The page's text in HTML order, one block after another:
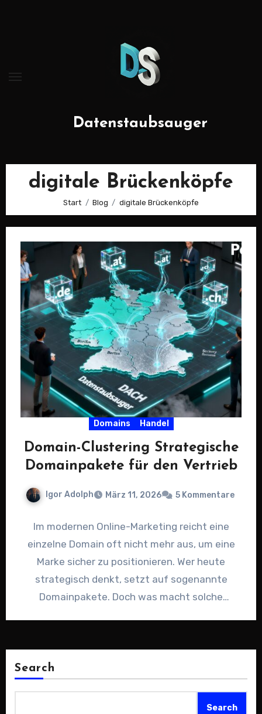
Datenstaubsauger
digitale Brückenköpfe
Start Blog digitale Brückenköpfe
Domains Handel
Domain-Clustering Strategische
Domainpakete für den Vertrieb
Igor Adolph März 11, 2026 5 Kommentare
Im modernen Online-Marketing reicht eine
einzelne Domain oft nicht mehr aus, um eine
Marke sicher zu positionieren. Wer heute
strategisch denkt, setzt auf sogenannte
Domainpakete. Doch was macht solche
Search
Search